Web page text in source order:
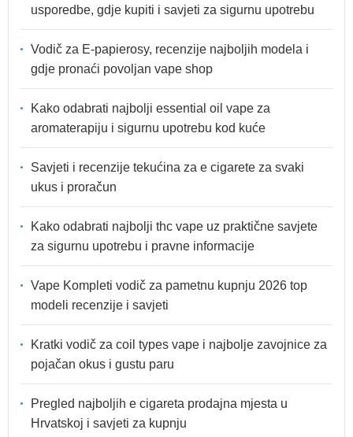
usporedbe, gdje kupiti i savjeti za sigurnu upotrebu
Vodič za E-papierosy, recenzije najboljih modela i
gdje pronaći povoljan vape shop
Kako odabrati najbolji essential oil vape za
aromaterapiju i sigurnu upotrebu kod kuće
Savjeti i recenzije tekućina za e cigarete za svaki
ukus i proračun
Kako odabrati najbolji thc vape uz praktične savjete
za sigurnu upotrebu i pravne informacije
Vape Kompleti vodič za pametnu kupnju 2026 top
modeli recenzije i savjeti
Kratki vodič za coil types vape i najbolje zavojnice za
pojačan okus i gustu paru
Pregled najboljih e cigareta prodajna mjesta u
Hrvatskoj i savjeti za kupnju